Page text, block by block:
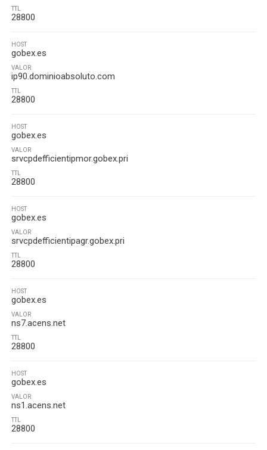
TTL
28800
HOST
gobex.es
VALOR
ip90.dominioabsoluto.com
TTL
28800
HOST
gobex.es
VALOR
srvcpdefficientipmor.gobex.pri
TTL
28800
HOST
gobex.es
VALOR
srvcpdefficientipagr.gobex.pri
TTL
28800
HOST
gobex.es
VALOR
ns7.acens.net
TTL
28800
HOST
gobex.es
VALOR
ns1.acens.net
TTL
28800